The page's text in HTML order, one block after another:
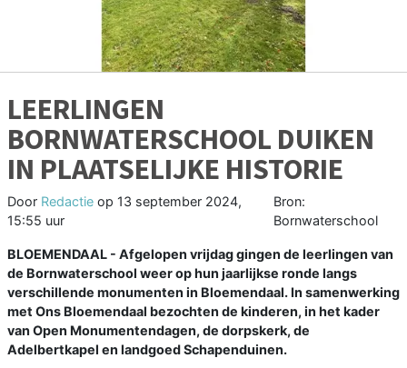
LEERLINGEN
BORNWATERSCHOOL DUIKEN
IN PLAATSELIJKE HISTORIE
Door Redactie op 13 september 2024,
15:55 uur
Bron:
Bornwaterschool
BLOEMENDAAL - Afgelopen vrijdag gingen de leerlingen van
de Bornwaterschool weer op hun jaarlijkse ronde langs
verschillende monumenten in Bloemendaal. In samenwerking
met Ons Bloemendaal bezochten de kinderen, in het kader
van Open Monumentendagen, de dorpskerk, de
Adelbertkapel en landgoed Schapenduinen.